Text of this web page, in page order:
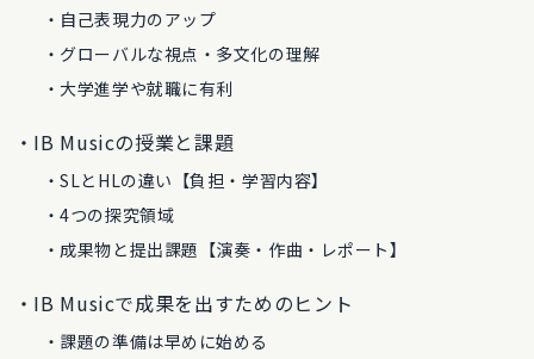
自己表現力のアップ
グローバルな視点・多文化の理解
大学進学や就職に有利
IB Musicの授業と課題
SLとHLの違い【負担・学習内容】
4つの探究領域
成果物と提出課題【演奏・作曲・レポート】
IB Musicで成果を出すためのヒント
課題の準備は早めに始める